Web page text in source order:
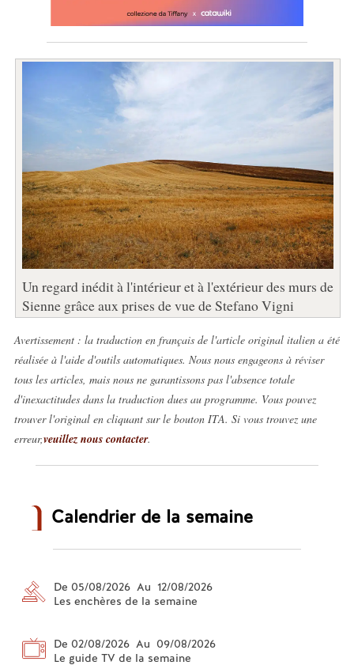
Un regard inédit à l'intérieur et à l'extérieur des murs de
Sienne grâce aux prises de vue de Stefano Vigni
Avertissement : la traduction en français de l'article original italien a été
réalisée à l'aide d'outils automatiques. Nous nous engageons à réviser
tous les articles, mais nous ne garantissons pas l'absence totale
d'inexactitudes dans la traduction dues au programme. Vous pouvez
trouver l'original en cliquant sur le bouton ITA. Si vous trouvez une
erreur,veuillez nous contacter.
Calendrier de la semaine
De 05/08/2026 Au 12/08/2026
Les enchères de la semaine
De 02/08/2026 Au 09/08/2026
Le guide TV de la semaine